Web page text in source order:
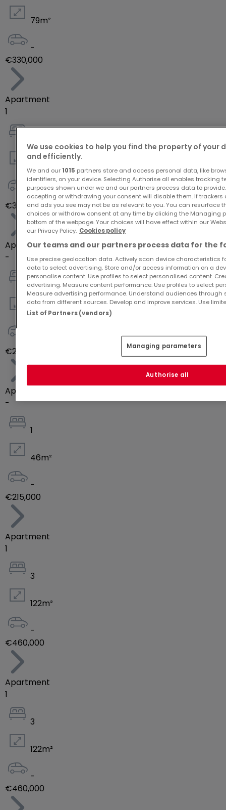
79m²
-
€330,000
Apartment
1
79 m²
-
€330,000
Apartment
-
2
73 m²
€290,000
Apartment
-
1
46m²
-
€215,000
Apartment
1
3
122m²
-
€460,000
Apartment
1
3
122m²
-
€460,000
We use cookies to help you find the property of your
and efficiently.
We and our 1015 partners store and access personal data, like
identifiers, on your device. Selecting Authorise all enables tracking
purposes shown under we and our partners process data to
accepting or withdrawing your consent will disable them. If
and ads you see may not be as relevant to you. You can resurface
choices or withdraw consent at any time by clicking the Managing
bottom of the webpage. Your choices will have effect within our
our Privacy Policy. Cookies policy
Our teams and our partners process data for the
Use precise geolocation data. Actively scan device characteristics
data to select advertising. Store and/or access information on a
personalise content. Use profiles to select personalised content.
advertising. Measure content performance. Use profiles to select
Measure advertising performance. Understand audiences
data from different sources. Develop and improve services. Use
List of Partners (vendors)
Managing parameters
Authorise all